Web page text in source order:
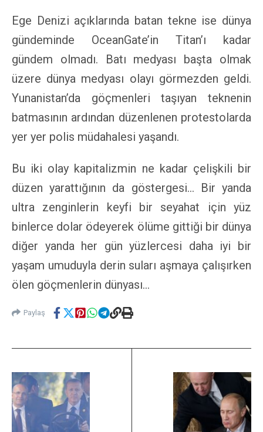
Ege Denizi açıklarında batan tekne ise dünya
gündeminde OceanGate’in Titan’ı kadar
gündem olmadı. Batı medyası başta olmak
üzere dünya medyası olayı görmezden geldi.
Yunanistan’da göçmenleri taşıyan teknenin
batmasının ardından düzenlenen protestolarda
yer yer polis müdahalesi yaşandı.
Bu iki olay kapitalizmin ne kadar çelişkili bir
düzen yarattığının da göstergesi… Bir yanda
ultra zenginlerin keyfi bir seyahat için yüz
binlerce dolar ödeyerek ölüme gittiği bir dünya
diğer yanda her gün yüzlercesi daha iyi bir
yaşam umuduyla derin suları aşmaya çalışırken
ölen göçmenlerin dünyası…
Paylaş